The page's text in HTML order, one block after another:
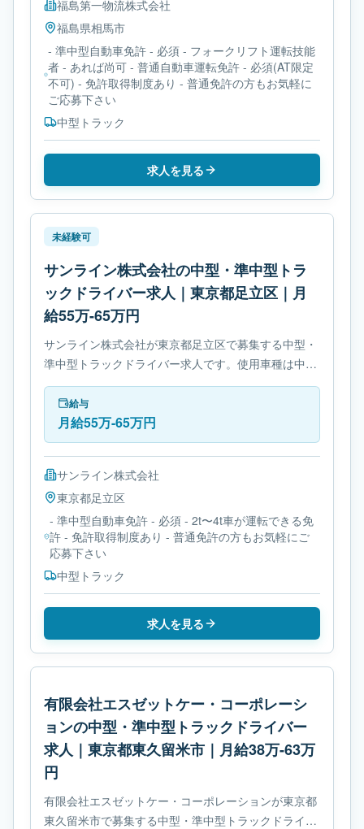
福島第一物流株式会社
福島県相馬市
- 準中型自動車免許 - 必須 - フォークリフト運転技能
者 - あれば尚可 - 普通自動車運転免許 - 必須(AT限定
不可) - 免許取得制度あり - 普通免許の方もお気軽に
ご応募下さい
中型トラック
求人を見る
未経験可
サンライン株式会社の中型・準中型トラ
ックドライバー求人｜東京都足立区｜月
給55万-65万円
サンライン株式会社が東京都足立区で募集する中型・
準中型トラックドライバー求人です。使用車種は中型
トラックです。勤務時間は- 変形労働時間制です。必
要免許は- 準中型自動車免許です。
給与
月給55万-65万円
サンライン株式会社
東京都足立区
- 準中型自動車免許 - 必須 - 2t〜4t車が運転できる免
許 - 免許取得制度あり - 普通免許の方もお気軽にご
応募下さい
中型トラック
求人を見る
有限会社エスゼットケー・コーポレーシ
ョンの中型・準中型トラックドライバー
求人｜東京都東久留米市｜月給38万-63万
円
有限会社エスゼットケー・コーポレーションが東京都
東久留米市で募集する中型・準中型トラックドライバ